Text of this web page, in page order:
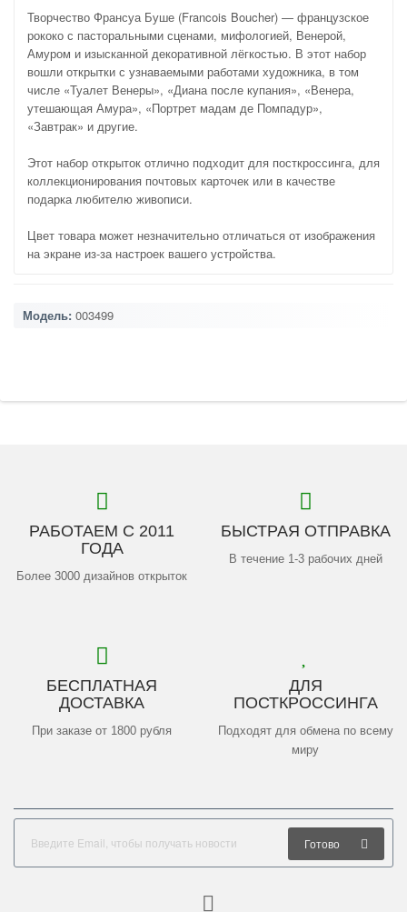
Творчество Франсуа Буше (Francois Boucher) — французское
рококо с пасторальными сценами, мифологией, Венерой,
Амуром и изысканной декоративной лёгкостью. В этот набор
вошли открытки с узнаваемыми работами художника, в том
числе «Туалет Венеры», «Диана после купания», «Венера,
утешающая Амура», «Портрет мадам де Помпадур»,
«Завтрак» и другие.
Этот набор открыток отлично подходит для посткроссинга, для
коллекционирования почтовых карточек или в качестве
подарка любителю живописи.
Цвет товара может незначительно отличаться от изображения
на экране из-за настроек вашего устройства.
Модель: 003499
РАБОТАЕМ С 2011
ГОДА
Более 3000 дизайнов открыток
БЫСТРАЯ ОТПРАВКА
В течение 1-3 рабочих дней
БЕСПЛАТНАЯ
ДОСТАВКА
При заказе от 1800 рубля
ДЛЯ
ПОСТКРОССИНГА
Подходят для обмена по всему
миру
Готово